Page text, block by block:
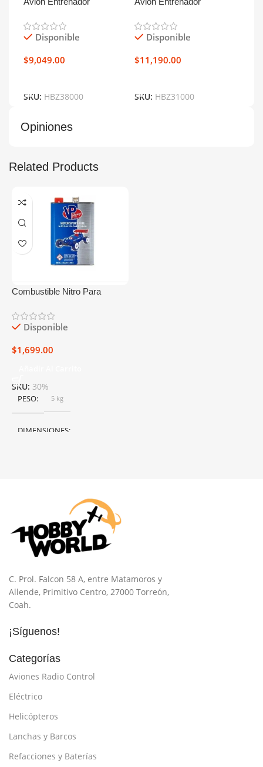
Disponible
$9,049.00
SKU: HBZ38000
Disponible
$11,190.00
SKU: HBZ31000
Opiniones
Related Products
Combustible Nitro Para
Galón
Disponible
$1,699.00
SKU: 30%
PESO 5 kg
DIMENSIONES
C. Prol. Falcon 58 A, entre Matamoros y
Allende, Primitivo Centro, 27000 Torreón,
Coah.
¡Síguenos!
Categorías
Aviones Radio Control
Eléctrico
Helicópteros
Lanchas y Barcos
Refacciones y Baterías